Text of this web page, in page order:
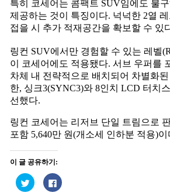
특히 코세어는 콤팩트 SUV임에도 불
제공하는 것이 특징이다. 넉넉한 2열
접을 시 추가 적재공간을 확보할 수 있
링컨 SUV에서만 경험할 수 있는 레벨
이 코세어에도 적용됐다. 서브 우퍼를
차체 내 전략적으로 배치되어 차별화
한, 싱크3(SYNC3)와 8인치 LCD 터치
선했다.
링컨 코세어는 리저브 단일 트림으로
포함 5,640만 원(개소세 인하분 적용)이
이 글 공유하기:
트
위
페
이